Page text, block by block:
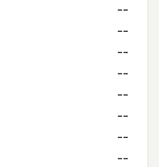
--
--
--
--
--
--
--
--